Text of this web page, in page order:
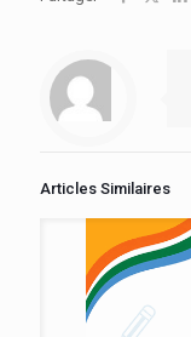
Articles Similaires